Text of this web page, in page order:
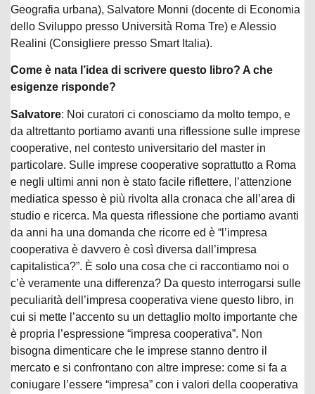
Geografia urbana), Salvatore Monni (docente di Economia
dello Sviluppo presso Università Roma Tre) e Alessio
Realini (Consigliere presso Smart Italia).
Come è nata l’idea di scrivere questo libro? A che
esigenze risponde?
Salvatore: Noi curatori ci conosciamo da molto tempo, e
da altrettanto portiamo avanti una riflessione sulle imprese
cooperative, nel contesto universitario del master in
particolare. Sulle imprese cooperative soprattutto a Roma
e negli ultimi anni non è stato facile riflettere, l’attenzione
mediatica spesso è più rivolta alla cronaca che all’area di
studio e ricerca. Ma questa riflessione che portiamo avanti
da anni ha una domanda che ricorre ed è “l’impresa
cooperativa è davvero è così diversa dall’impresa
capitalistica?”. È solo una cosa che ci raccontiamo noi o
c’è veramente una differenza? Da questo interrogarsi sulle
peculiarità dell’impresa cooperativa viene questo libro, in
cui si mette l’accento su un dettaglio molto importante che
è propria l’espressione “impresa cooperativa”. Non
bisogna dimenticare che le imprese stanno dentro il
mercato e si confrontano con altre imprese: come si fa a
coniugare l’essere “impresa” con i valori della cooperativa